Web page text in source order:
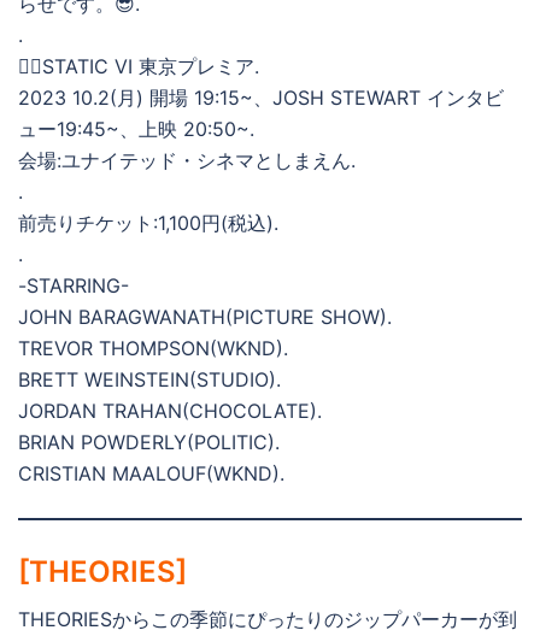
.
🕴🏻STATIC VI 東京プレミア.
2023 10.2(月) 開場 19:15~、JOSH STEWART インタビ
ュー19:45~、上映 20:50~.
会場:ユナイテッド・シネマとしまえん.
.
前売りチケット:1,100円(税込).
.
-STARRING-
JOHN BARAGWANATH(PICTURE SHOW).
TREVOR THOMPSON(WKND).
BRETT WEINSTEIN(STUDIO).
JORDAN TRAHAN(CHOCOLATE).
BRIAN POWDERLY(POLITIC).
CRISTIAN MAALOUF(WKND).
[THEORIES]
THEORIESからこの季節にぴったりのジップパーカーが到